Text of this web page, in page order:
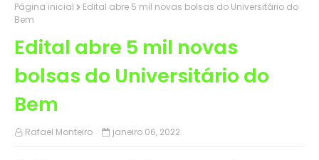
Página inicial
Edital abre 5 mil novas bolsas do Universitário do
Bem
Edital abre 5 mil novas
bolsas do Universitário do
Bem
Rafael Monteiro janeiro 06, 2022